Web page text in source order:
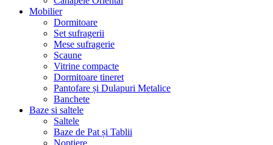
Mobilier
Dormitoare
Set sufragerii
Mese sufragerie
Scaune
Vitrine compacte
Dormitoare tineret
Pantofare și Dulapuri Metalice
Banchete
Baze si saltele
Saltele
Baze de Pat și Tablii